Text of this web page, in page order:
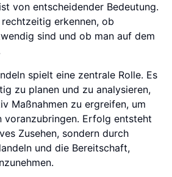
von entscheidender Bedeutung.
erkennen, ob
sind und ob man auf dem
spielt eine zentrale Rolle. Es
zu planen und zu analysieren,
Maßnahmen zu ergreifen, um
voranzubringen. Erfolg entsteht
Zusehen, sondern durch
und die Bereitschaft,